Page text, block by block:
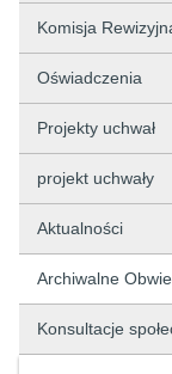
Komisja
Oświadczenia
Projekty uchwał
projekt uchwały
Aktualności
Archiwalne
Konsultacje